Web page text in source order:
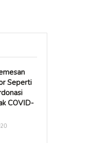
Seperti
COVID-